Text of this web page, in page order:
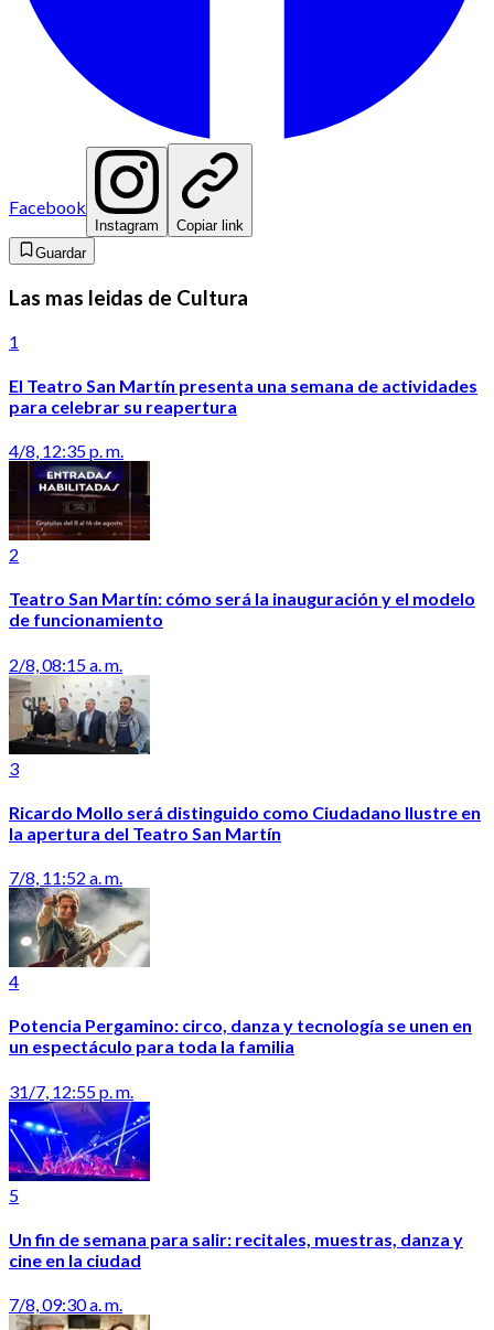
Facebook
Instagram
Copiar link
Guardar
Las mas leidas de Cultura
1
El Teatro San Martín presenta una semana de actividades
para celebrar su reapertura
4/8, 12:35 p. m.
2
Teatro San Martín: cómo será la inauguración y el modelo
de funcionamiento
2/8, 08:15 a. m.
3
Ricardo Mollo será distinguido como Ciudadano Ilustre en
la apertura del Teatro San Martín
7/8, 11:52 a. m.
4
Potencia Pergamino: circo, danza y tecnología se unen en
un espectáculo para toda la familia
31/7, 12:55 p. m.
5
Un fin de semana para salir: recitales, muestras, danza y
cine en la ciudad
7/8, 09:30 a. m.